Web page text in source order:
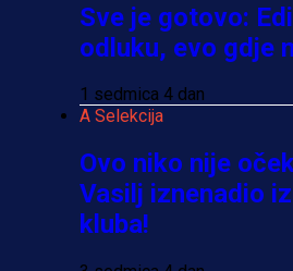
Sve je gotovo:
odluku, evo gdje
1 sedmica 4 dan
A Selekcija
Ovo niko nije
Vasilj iznenadio
kluba!